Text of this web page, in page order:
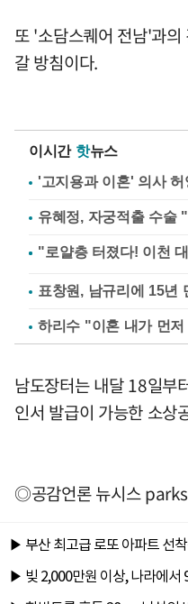
또 '소담스퀘어 전남'과
갈 방침이다.
이시간 핫뉴스
'고지용과 이혼' 의사
유혜정, 자궁적출 수
표창원, 남규리에 15
하리수 "이혼 내가 먼
남도장터는 내달 18일부
인서 발급이 가능한 소상
◎공감언론 뉴시스